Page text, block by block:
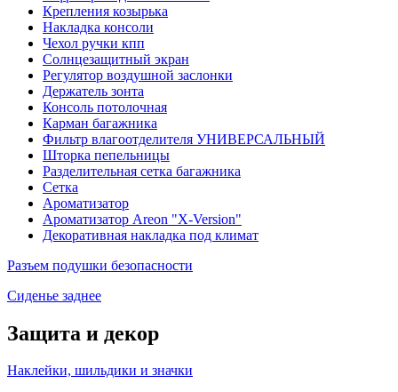
Крепления козырька
Накладка консоли
Чехол ручки кпп
Солнцезащитный экран
Регулятор воздушной заслонки
Держатель зонта
Консоль потолочная
Карман багажника
Фильтр влагоотделителя УНИВЕРСАЛЬНЫЙ
Шторка пепельницы
Разделительная сетка багажника
Сетка
Ароматизатор
Ароматизатор Areon "X-Version"
Декоративная накладка под климат
Разъем подушки безопасности
Сиденье заднее
Защита и декор
Наклейки, шильдики и значки